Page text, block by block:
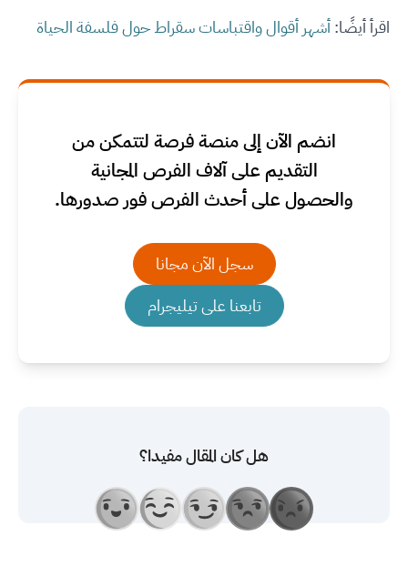
اقرأ أيضًا:أشهر أقوال واقتباسات سقراط حول فلسفة الحياة
انضم الآن إلى منصة فرصة لتتمكن من
التقديم على آلاف الفرص المجانية
والحصول على أحدث الفرص فور صدورها.
سجل الآن مجانا
تابعنا على تيليجرام
هل كان المقال مفيدا؟